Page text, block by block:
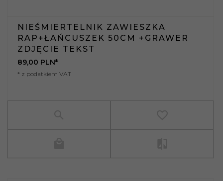
NIEŚMIERTELNIK ZAWIESZKA
RAP+ŁAŃCUSZEK 50CM +GRAWER
ZDJĘCIE TEKST
89,00 PLN*
* z podatkiem VAT